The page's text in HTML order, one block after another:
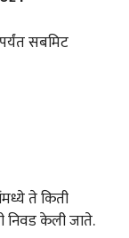
सबमिट
ते किती
निवड केली जाते.